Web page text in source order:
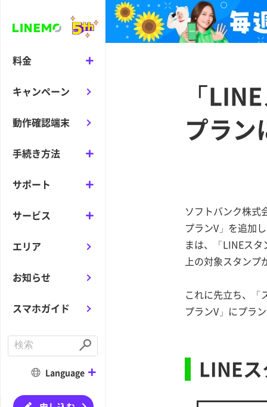
料金
キャンペーン
動作確認端末
手続き方法
サポート
サービス
エリア
お知らせ
スマホガイド
n
S
u
m
t
Language
「
プラン
ソフトバンク株式
プランV」を追加
まは、「LINEス
上の対象スタンプ
これに先立ち、「
プランV」にプラ
LINE